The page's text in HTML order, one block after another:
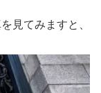
見てみますと、